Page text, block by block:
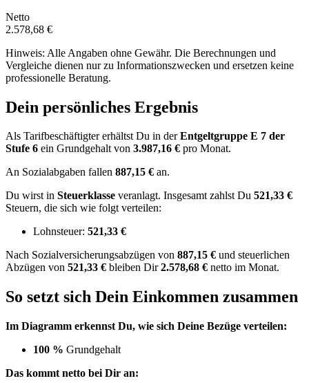
Netto
2.578,68 €
Hinweis: Alle Angaben ohne Gewähr. Die Berechnungen und
Vergleiche dienen nur zu Informationszwecken und ersetzen keine
professionelle Beratung.
Dein persönliches Ergebnis
Als Tarifbeschäftigter erhältst Du in derEntgeltgruppe E 7 der
Stufe 6 ein Grundgehalt von 3.987,16 € pro Monat.
An Sozialabgaben fallen 887,15 € an.
Du wirst in Steuerklasse veranlagt. Insgesamt zahlst Du 521,33 €
Steuern, die sich wie folgt verteilen:
Lohnsteuer: 521,33 €
Nach Sozialversicherungsabzügen von 887,15 € und steuerlichen
Abzügen von 521,33 € bleiben Dir2.578,68 € netto im Monat.
So setzt sich Dein Einkommen zusammen
Im Diagramm erkennst Du, wie sich Deine Bezüge verteilen:
100 % Grundgehalt
Das kommt netto bei Dir an: